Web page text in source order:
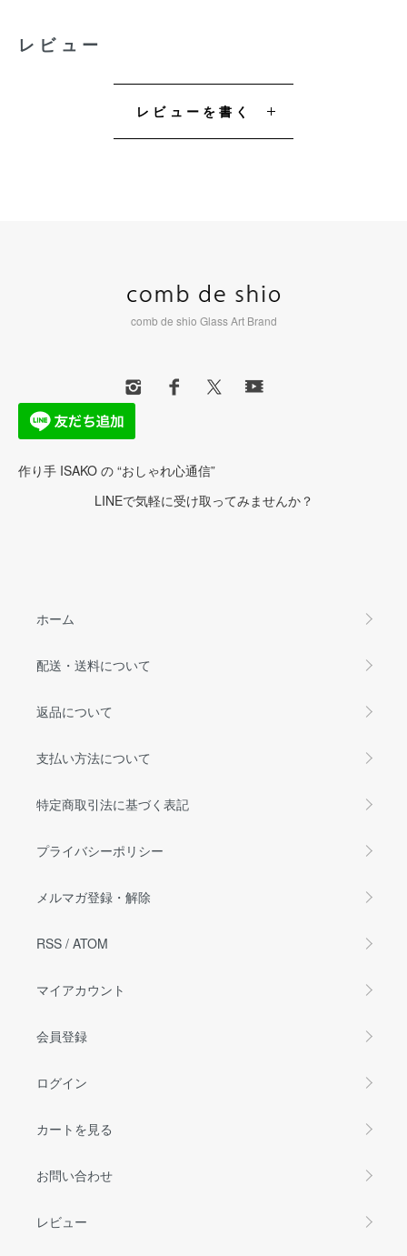
レビュー
レビューを書く
comb de shio Glass Art Brand
作り手 ISAKO の “おしゃれ心通信”
LINEで気軽に受け取ってみませんか？
ホーム
配送・送料について
返品について
支払い方法について
特定商取引法に基づく表記
プライバシーポリシー
メルマガ登録・解除
RSS / ATOM
マイアカウント
会員登録
ログイン
カートを見る
お問い合わせ
レビュー